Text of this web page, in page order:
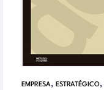
EMPRESA, ESTRATÉGICO,